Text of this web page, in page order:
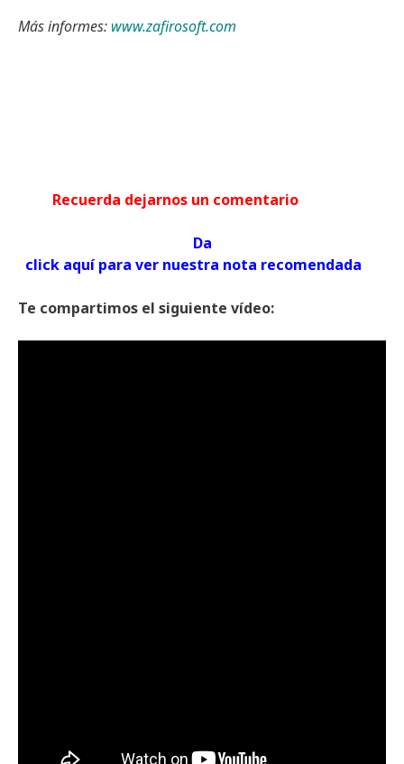
Más informes: www.zafirosoft.com
Recuerda dejarnos un comentario
Da
click aquí para ver nuestra nota recomendada
Te compartimos el siguiente vídeo: